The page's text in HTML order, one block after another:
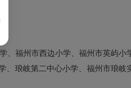
、福州市西边小学、福州市英屿小
琅岐第二中心小学、福州市琅岐